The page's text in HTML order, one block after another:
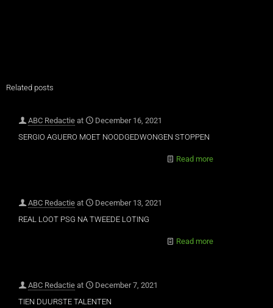
Related posts
ABC Redactie at
December 16, 2021
SERGIO AGUERO MOET NOODGEDWONGEN STOPPEN
Read more
ABC Redactie at
December 13, 2021
REAL LOOT PSG NA TWEEDE LOTING
Read more
ABC Redactie at
December 7, 2021
TIEN DUURSTE TALENTEN